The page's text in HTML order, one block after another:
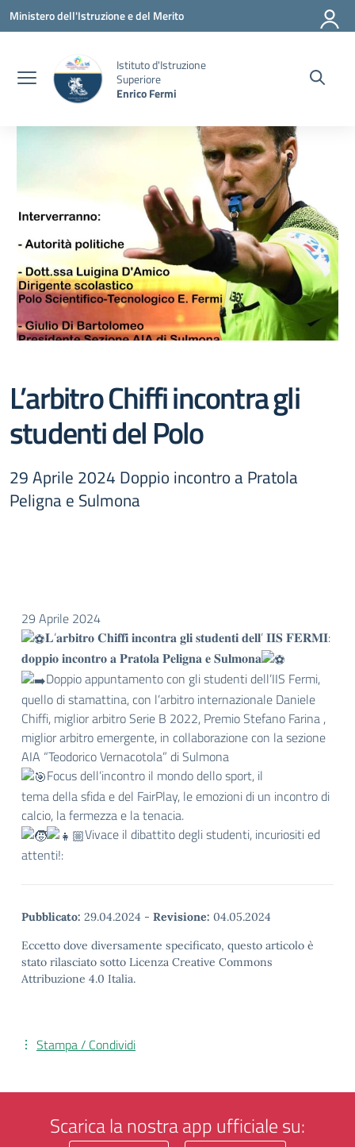
Vai ai contenuti
Vai al menu di navigazione
Vai al footer
Ministero dell'Istruzione e del Merito
Istituto d'Istruzione
Superiore
Enrico Fermi
L’arbitro Chiffi incontra gli
studenti del Polo
29 Aprile 2024 Doppio incontro a Pratola
Peligna e Sulmona
29 Aprile 2024
𝐋’𝐚𝐫𝐛𝐢𝐭𝐫𝐨 𝐂𝐡𝐢𝐟𝐟𝐢 𝐢𝐧𝐜𝐨𝐧𝐭𝐫𝐚 𝐠𝐥𝐢 𝐬𝐭𝐮𝐝𝐞𝐧𝐭𝐢 𝐝𝐞𝐥𝐥’ 𝐈𝐈𝐒 𝐅𝐄𝐑𝐌𝐈:
𝐝𝐨𝐩𝐩𝐢𝐨 𝐢𝐧𝐜𝐨𝐧𝐭𝐫𝐨 𝐚 𝐏𝐫𝐚𝐭𝐨𝐥𝐚 𝐏𝐞𝐥𝐢𝐠𝐧𝐚 𝐞 𝐒𝐮𝐥𝐦𝐨𝐧𝐚
Doppio appuntamento con gli studenti dell’IIS Fermi,
quello di stamattina, con l’arbitro internazionale Daniele
Chiffi, miglior arbitro Serie B 2022, Premio Stefano Farina ,
miglior arbitro emergente, in collaborazione con la sezione
AIA “Teodorico Vernacotola” di Sulmona
Focus dell’incontro il mondo dello sport, il
tema della sfida e del FairPlay, le emozioni di un incontro di
calcio, la fermezza e la tenacia.
Vivace il dibattito degli studenti, incuriositi ed
attenti!:
Pubblicato: 29.04.2024 - Revisione: 04.05.2024
Eccetto dove diversamente specificato, questo articolo è
stato rilasciato sotto Licenza Creative Commons
Attribuzione 4.0 Italia.
Stampa / Condividi
Scarica la nostra app ufficiale su: